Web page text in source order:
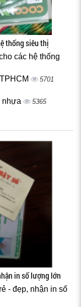
thống siêu thị
các hệ thống
5701
nhựa 5365
in số lượng lớn
- đẹp, nhận in số